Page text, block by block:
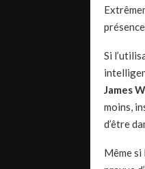
Si
James
moins,
d’être
Même si